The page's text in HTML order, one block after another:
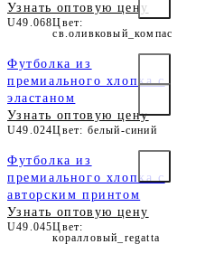
Узнать оптовую цену
U49.068Цвет:
св.оливковый_компас
Футболка из
премиального хлопка с
эластаном
Узнать оптовую цену
U49.024Цвет: белый-синий
Футболка из
премиального хлопка с
авторским принтом
Узнать оптовую цену
U49.045Цвет:
коралловый_regatta